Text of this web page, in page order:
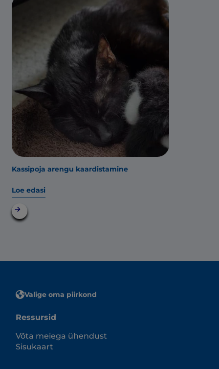
Kassipoja arengu kaardistamine
Loe edasi
Valige oma piirkond
Ressursid
Võta meiega ühendust
Sisukaart